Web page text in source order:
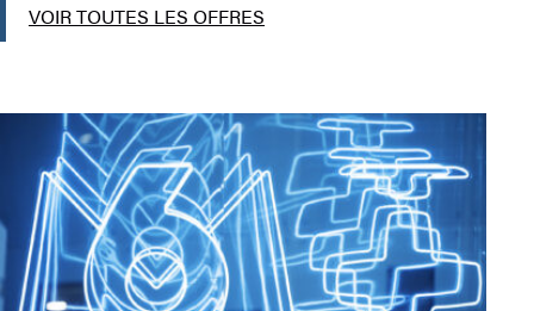
VOIR TOUTES LES OFFRES